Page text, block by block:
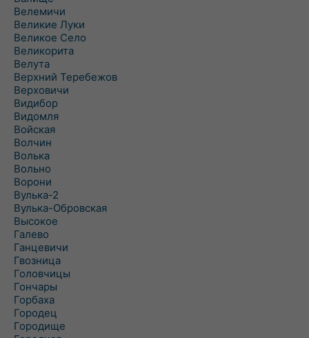
Велемичи
Великие Луки
Великое Село
Великорита
Велута
Верхний Теребежов
Верховичи
Видибор
Видомля
Войская
Волчин
Волька
Вольно
Ворони
Вулька-2
Вулька-Обровская
Высокое
Галево
Ганцевичи
Гвозница
Головчицы
Гончары
Горбаха
Городец
Городище